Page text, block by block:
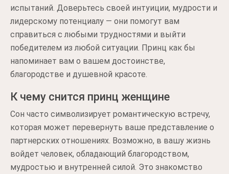
испытаний. Доверьтесь своей интуиции, мудрости и
лидерскому потенциалу — они помогут вам
справиться с любыми трудностями и выйти
победителем из любой ситуации. Принц как бы
напоминает вам о вашем достоинстве,
благородстве и душевной красоте.
К чему снится принц женщине
Сон часто символизирует романтическую встречу,
которая может перевернуть ваше представление о
партнерских отношениях. Возможно, в вашу жизнь
войдет человек, обладающий благородством,
мудростью и внутренней силой. Это знакомство